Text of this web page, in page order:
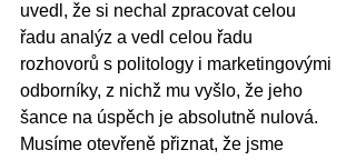
uvedl, že si nechal zpracovat celou
řadu analýz a vedl celou řadu
rozhovorů s politology i marketingovými
odborníky, z nichž mu vyšlo, že jeho
šance na úspěch je absolutně nulová.
Musíme otevřeně přiznat, že jsme